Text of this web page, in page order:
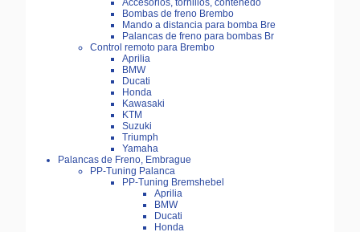
Accesorios, tornillos, contenedo
Bombas de freno Brembo
Mando a distancia para bomba Bre
Palancas de freno para bombas Br
Control remoto para Brembo
Aprilia
BMW
Ducati
Honda
Kawasaki
KTM
Suzuki
Triumph
Yamaha
Palancas de Freno, Embrague
PP-Tuning Palanca
PP-Tuning Bremshebel
Aprilia
BMW
Ducati
Honda